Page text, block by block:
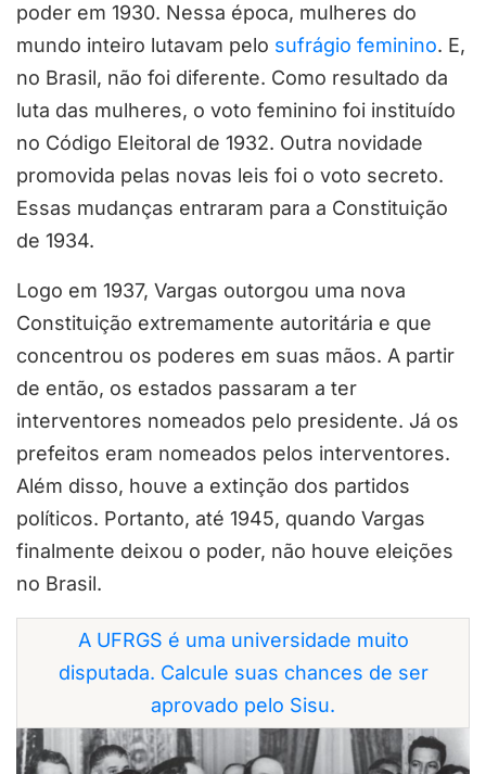
poder em 1930. Nessa época, mulheres do
mundo inteiro lutavam pelo sufrágio feminino. E,
no Brasil, não foi diferente. Como resultado da
luta das mulheres, o voto feminino foi instituído
no Código Eleitoral de 1932. Outra novidade
promovida pelas novas leis foi o voto secreto.
Essas mudanças entraram para a Constituição
de 1934.
Logo em 1937, Vargas outorgou uma nova
Constituição extremamente autoritária e que
concentrou os poderes em suas mãos. A partir
de então, os estados passaram a ter
interventores nomeados pelo presidente. Já os
prefeitos eram nomeados pelos interventores.
Além disso, houve a extinção dos partidos
políticos. Portanto, até 1945, quando Vargas
finalmente deixou o poder, não houve eleições
no Brasil.
A UFRGS é uma universidade muito
disputada. Calcule suas chances de ser
aprovado pelo Sisu.